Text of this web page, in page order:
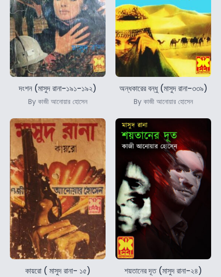
দংশন (মাসুদ রানা-১৯১-১৯২)
By কাজী আনোয়ার হোসেন
অন্ধকারের বন্ধু (মাসুদ রানা-৩৩৯)
By কাজী আনোয়ার হোসেন
কায়রো ( মাসুদ রানা- ১৫) শয়তানের দূত (মাসুদ রানা-২৪)